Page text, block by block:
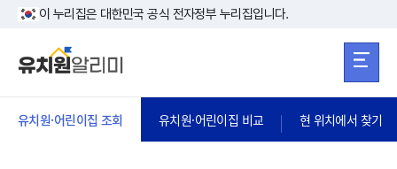
본문 바로가기
이 누리집은 대한민국 공식 전자정부 누리집입니다.
유치원·어린이집 조회 유치원·어린이집 비교 현 위치에서 찾기